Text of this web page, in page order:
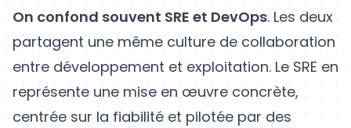
On confond souvent SRE et DevOps. Les deux
partagent une même culture de collaboration
entre développement et exploitation. Le SRE en
représente une mise en œuvre concrète,
centrée sur la fiabilité et pilotée par des